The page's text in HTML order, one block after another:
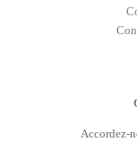
Accordez-